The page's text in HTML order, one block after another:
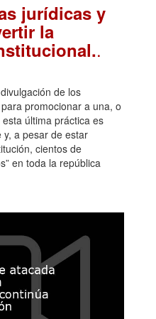
jurídicas y
la
.
de los
promocionar a una, o
última práctica es
a pesar de estar
cientos de
en toda la república